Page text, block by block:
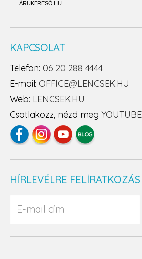
ÁRUKERESŐ.HU
KAPCSOLAT
Telefon: 06 20 288 4444
E-mail: OFFICE@LENCSEK.HU
Web: LENCSEK.HU
Csatlakozz, nézd meg YOUTUBE
HÍRLEVÉLRE FELÍRATKOZÁS